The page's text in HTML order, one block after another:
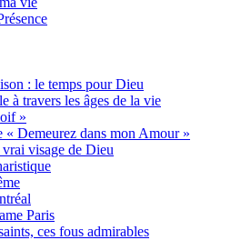
: le temps pour Dieu
à travers les âges de la vie
»
« Demeurez dans mon Amour »
visage de Dieu
Paris
ces fous admirables